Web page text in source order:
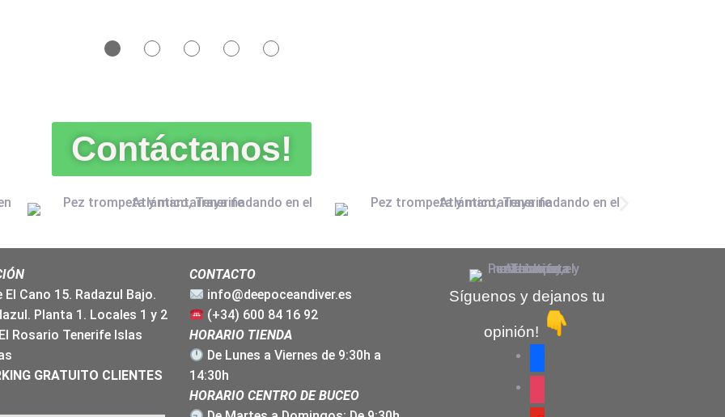
● ● ● ● ●
Contáctanos!
El Cano 15. Radazul Bajo.
Planta 1. Locales 1 y 2
Rosario Tenerife Islas
GRATUITO CLIENTES
CONTACTO
info@deepoceandiver.es
(+34) 600 84 16 92
HORARIO TIENDA
De Lunes a Viernes de 9:30h a
14:30h
HORARIO CENTRO DE BUCEO
Síguenos y dejanos tu
opinión!